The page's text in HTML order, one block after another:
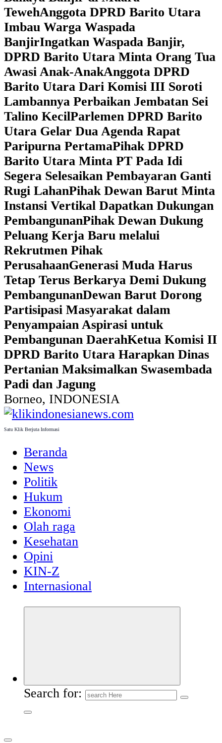
TewehAnggota DPRD Barito Utara
Imbau Warga Waspada
BanjirIngatkan Waspada Banjir,
DPRD Barito Utara Minta Orang Tua
Awasi Anak-AnakAnggota DPRD
Barito Utara Dari Komisi III Soroti
Lambannya Perbaikan Jembatan Sei
Talino KecilParlemen DPRD Barito
Utara Gelar Dua Agenda Rapat
Paripurna PertamaPihak DPRD
Barito Utara Minta PT Pada Idi
Segera Selesaikan Pembayaran Ganti
Rugi LahanPihak Dewan Barut Minta
Instansi Vertikal Dapatkan Dukungan
PembangunanPihak Dewan Dukung
Peluang Kerja Baru melalui
Rekrutmen Pihak
PerusahaanGenerasi Muda Harus
Tetap Terus Berkarya Demi Dukung
PembangunanDewan Barut Dorong
Partisipasi Masyarakat dalam
Penyampaian Aspirasi untuk
Pembangunan DaerahKetua Komisi II
DPRD Barito Utara Harapkan Dinas
Pertanian Maksimalkan Swasembada
Padi dan Jagung
Borneo, INDONESIA
Satu Klik Berjuta Informasi
Beranda
News
Politik
Hukum
Ekonomi
Olah raga
Kesehatan
Opini
KIN-Z
Internasional
Search for: